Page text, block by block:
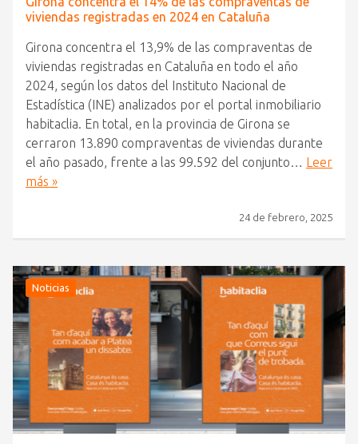
viviendas registradas en 2024 en Cataluña
Girona concentra el 13,9% de las compraventas de
viviendas registradas en Cataluña en todo el año
2024, según los datos del Instituto Nacional de
Estadística (INE) analizados por el portal inmobiliario
habitaclia. En total, en la provincia de Girona se
cerraron 13.890 compraventas de viviendas durante
el año pasado, frente a las 99.592 del conjunto… Leer
más »
24 de febrero, 2025
Noticias